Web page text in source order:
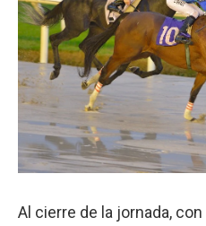
Al cierre de la jornada,